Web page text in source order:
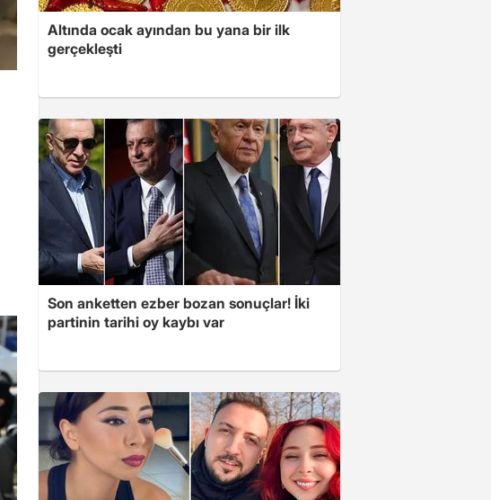
Altında ocak ayından bu yana bir ilk
gerçekleşti
Son anketten ezber bozan sonuçlar! İki
partinin tarihi oy kaybı var